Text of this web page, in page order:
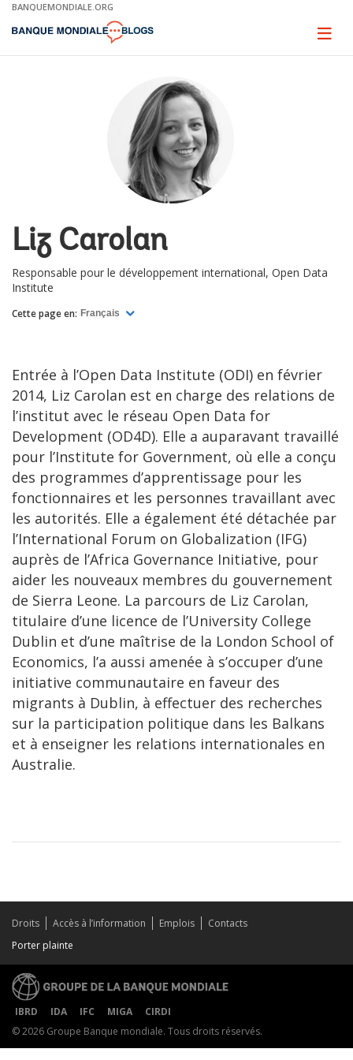
Skip
Main
BANQUEMONDIALE.ORG
Page
Liz Carolan
Responsable pour le développement international, Open Data
Institute
Cette page en: Français
Entrée à l’Open Data Institute (ODI) en février
2014, Liz Carolan est en charge des relations de
l’institut avec le réseau Open Data for
Development (OD4D). Elle a auparavant travaillé
pour l’Institute for Government, où elle a conçu
des programmes d’apprentissage pour les
fonctionnaires et les personnes travaillant avec
les autorités. Elle a également été détachée par
l’International Forum on Globalization (IFG)
auprès de l’Africa Governance Initiative, pour
aider les nouveaux membres du gouvernement
de Sierra Leone. La parcours de Liz Carolan,
titulaire d’une licence de l’University College
Dublin et d’une maîtrise de la London School of
Economics, l’a aussi amenée à s’occuper d’une
initiative communautaire en faveur des
migrants à Dublin, à effectuer des recherches
sur la participation politique dans les Balkans
et à enseigner les relations internationales en
Australie.
Droits Accès à l’information Emplois
Contacts
Porter plainte
IBRD IDA IFC MIGA
CIRDI
© 2026 Groupe Banque mondiale. Tous droits réservés.